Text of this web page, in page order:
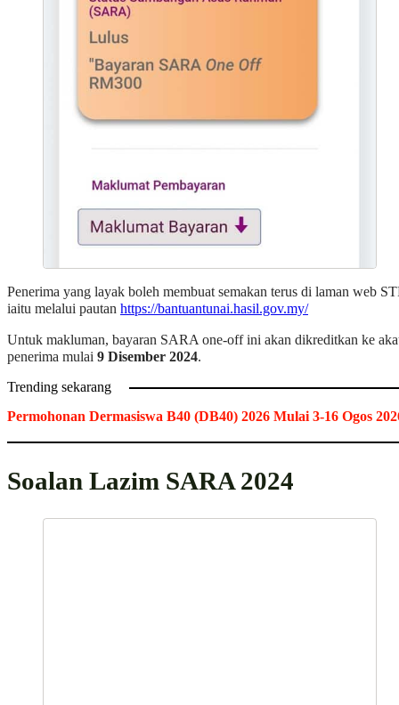
iaitu melalui pautanhttps://bantuantunai.hasil.gov.my/
Untuk makluman, bayaran SARA one-off ini akan dikreditkan ke
penerima mulai9 Disember 2024 .
Trending sekarang
Permohonan Dermasiswa B40 (DB40) 2026 Mulai 3-16 Ogos
Soalan Lazim SARA 2024